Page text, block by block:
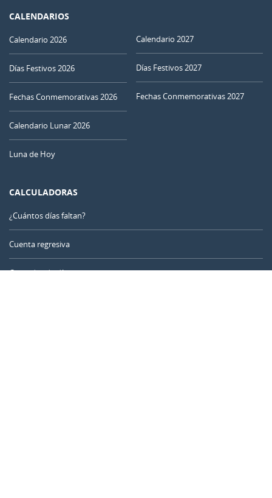
CALENDARIOS
Calendario 2026
Días Festivos 2026
Fechas Conmemorativas 2026
Calendario Lunar 2026
Luna de Hoy
Calendario 2027
Días Festivos 2027
Fechas Conmemorativas 2027
CALCULADORAS
¿Cuántos días faltan?
Cuenta regresiva
Contador de días